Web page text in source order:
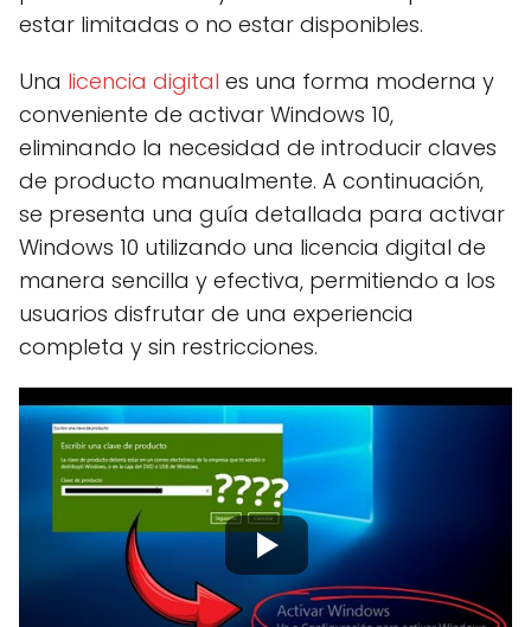
estar limitadas o no estar disponibles.
Una licencia digital es una forma moderna y
conveniente de activar Windows 10,
eliminando la necesidad de introducir claves
de producto manualmente. A continuación,
se presenta una guía detallada para activar
Windows 10 utilizando una licencia digital de
manera sencilla y efectiva, permitiendo a los
usuarios disfrutar de una experiencia
completa y sin restricciones.